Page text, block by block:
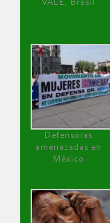
VALE, Brasil
Defensoras
amenazadas en
México